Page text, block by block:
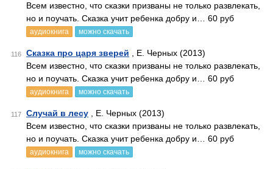
Всем известно, что сказки призваны не только развлекать,
но и поучать. Сказка учит ребенка добру и… 60 руб
аудиокнига можно скачать
116 Сказка про царя зверей , Е. Черных (2013)
Всем известно, что сказки призваны не только развлекать,
но и поучать. Сказка учит ребенка добру и… 60 руб
аудиокнига можно скачать
117 Случай в лесу , Е. Черных (2013)
Всем известно, что сказки призваны не только развлекать,
но и поучать. Сказка учит ребенка добру и… 60 руб
аудиокнига можно скачать